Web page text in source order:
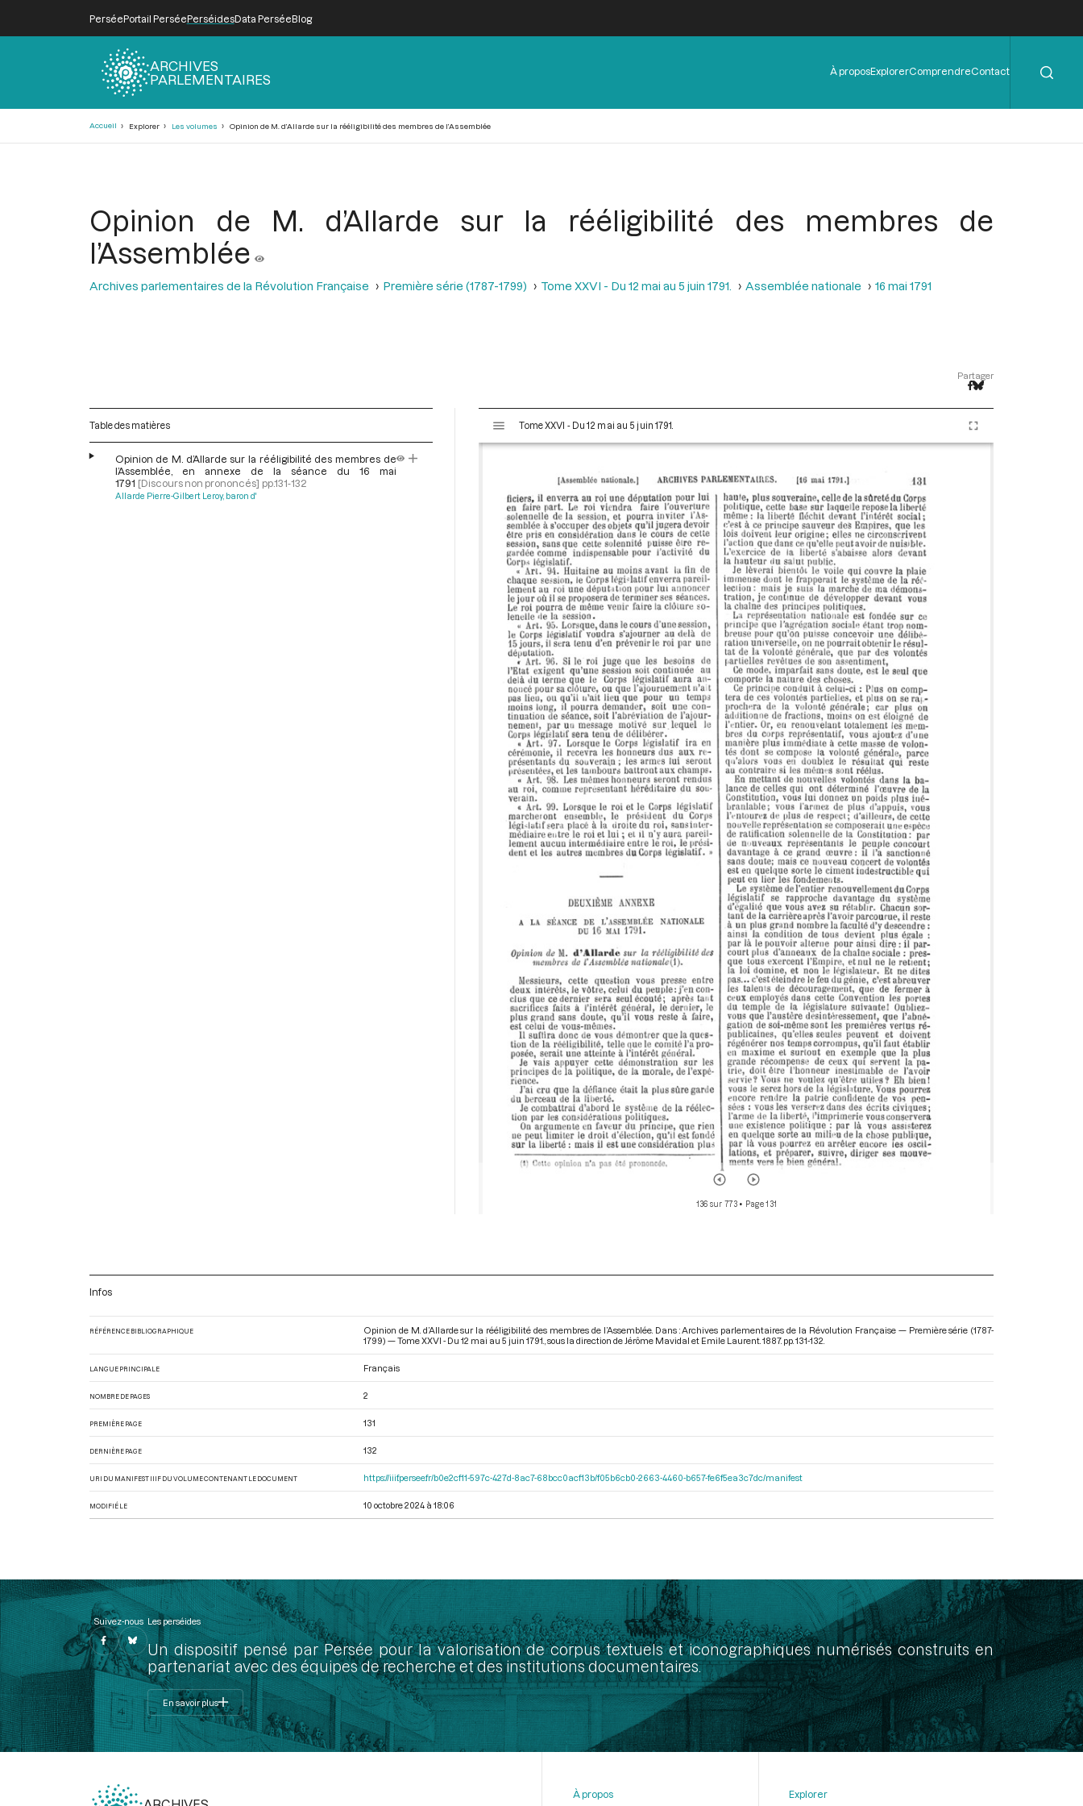
PerséePortail PerséePerséidesData PerséeBlog
ARCHIVES
PARLEMENTAIRES
Menu
de
À proposExplorerComprendreContact
Accueil Explorer Les volumes Opinion de M. d’Allarde sur la rééligibilité des membres de l’Assemblée
Opinion de M. d’Allarde sur la rééligibilité des membres de
l’Assemblée
Archives parlementaires de la Révolution Française Première série (1787-1799) Tome XXVI - Du 12 mai au 5 juin 1791. Assemblée nationale 16 mai 1791
Partager
Table des matières
Opinion de M. d’Allarde sur la rééligibilité des membres de
l’Assemblée, en annexe de la séance du 16 mai
1791 [Discours non prononcés] pp.131-132
Allarde Pierre-Gilbert Leroy, baron d'
s
Tome XXVI - Du 12 mai au 5 juin 1791.
136 sur 773• Page 131
Infos
RÉFÉRENCE BIBLIOGRAPHIQUE
Opinion de M. d’Allarde sur la rééligibilité des membres de l’Assemblée. Dans : Archives parlementaires de la Révolution Française — Première série (1787-
1799) — Tome XXVI - Du 12 mai au 5 juin 1791. , sous la direction de Jérôme Mavidal et Emile Laurent. 1887. pp. 131-132.
LANGUE PRINCIPALE Français
NOMBRE DE PAGES 2
PREMIÈRE PAGE 131
DERNIÈRE PAGE 132
URI DU MANIFEST IIIF DU VOLUME CONTENANT LE DOCUMENT https://iiif.persee.fr/b0e2cf11-597c-427d-8ac7-68bcc0acf13b/f05b6cb0-2663-4460-b657-fe6f5ea3c7dc/manifest
MODIFIÉ LE 10 octobre 2024 à 18:06
Suivez-nous Les perséides
Un dispositif pensé par Persée pour la valorisation de corpus textuels et iconographiques numérisés construits en
partenariat avec des équipes de recherche et des institutions documentaires.
En savoir plus
À propos Explorer